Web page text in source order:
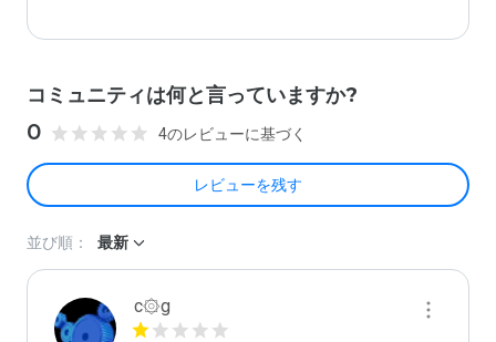
コミュニティは何と言っていますか?
0 4のレビューに基づく
レビューを残す
並び順： 最新
c۞g